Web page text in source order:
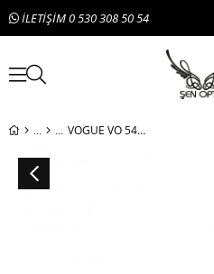
İLETİŞİM 0 530 308 50 54
VOGUE VO 5440-S 300580 52-17-135 300580 52